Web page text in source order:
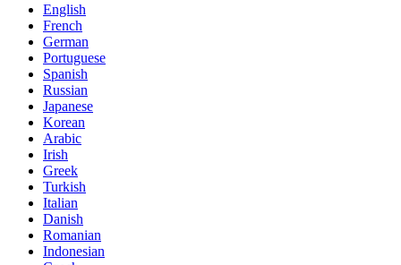
English
French
German
Portuguese
Spanish
Russian
Japanese
Korean
Arabic
Irish
Greek
Turkish
Italian
Danish
Romanian
Indonesian